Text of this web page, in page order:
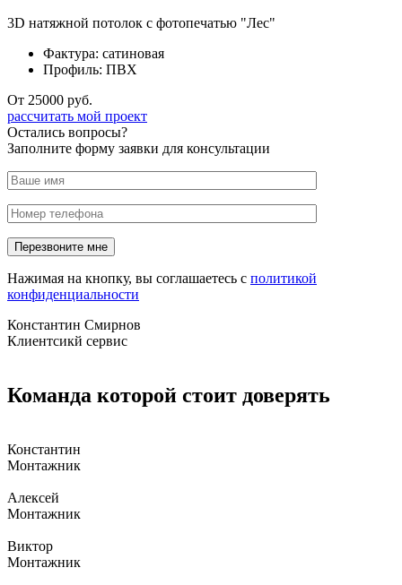
3D натяжной потолок с фотопечатью "Лес"
Фактура: сатиновая
Профиль: ПВХ
От 25000 руб.
рассчитать мой проект
Остались вопросы?
Заполните форму заявки для консультации
Нажимая на кнопку, вы соглашаетесь с политикой
конфиденциальности
Константин Смирнов
Клиентсикй сервис
Команда которой стоит доверять
Константин
Монтажник
Алексей
Монтажник
Виктор
Монтажник